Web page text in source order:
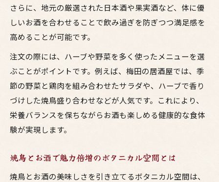
さらに、地元の厳選された日本酒や果実酒など、体に優
しいお酒を合わせることで飲み過ぎを防ぎつつ満足感を
高めることが可能です。
注文の際には、ハーブや野菜を多く使ったメニューを選
ぶことがポイントです。例えば、梅田の居酒屋では、季
節の野菜と鶏肉を組み合わせたサラダや、ハーブで香り
づけした焼鳥盛り合わせなどが人気です。これにより、
栄養バランスを保ちながらお酒も楽しめる健康的な食体
験が実現します。
焼鳥とお酒で魅力倍増のボタニカル空間とは
焼鳥とお酒の美味しさを引き立てるボタニカル空間は、